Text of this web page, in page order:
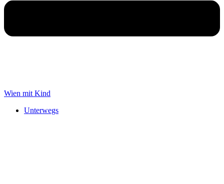
Wien mit Kind
Unterwegs